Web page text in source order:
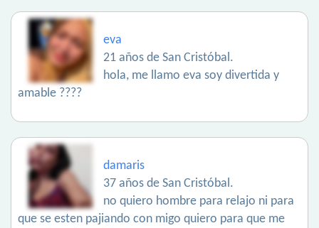
eva
21 años de San Cristóbal.
hola, me llamo eva soy divertida y
amable ????
damaris
37 años de San Cristóbal.
no quiero hombre para relajo ni para
que se esten pajiando con migo quiero para que me